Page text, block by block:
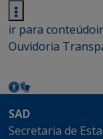
ir para conteúdo
Ouvidoria
SAD
Secretaria de